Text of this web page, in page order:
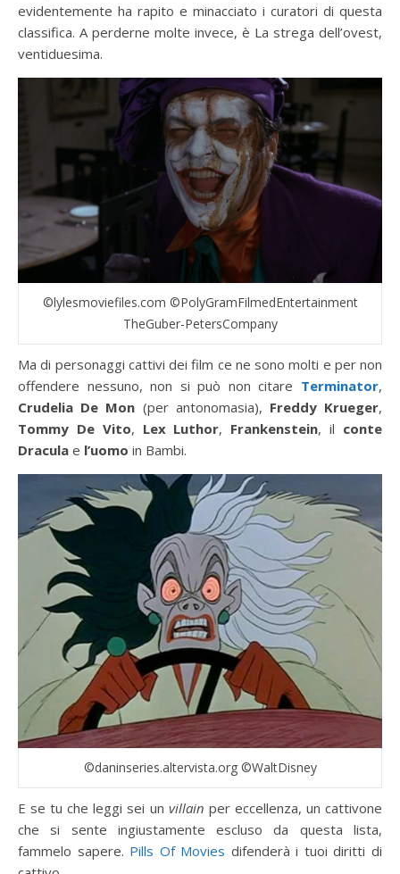
evidentemente ha rapito e minacciato i curatori di questa
classifica. A perderne molte invece, è La strega dell’ovest,
ventiduesima.
©lylesmoviefiles.com ©PolyGramFilmedEntertainment
TheGuber-PetersCompany
Ma di personaggi cattivi dei film ce ne sono molti e per non
offendere nessuno, non si può non citare Terminator,
Crudelia De Mon (per antonomasia), Freddy Krueger,
Tommy De Vito, Lex Luthor, Frankenstein, il conte
Dracula e l’uomo in Bambi.
©daninseries.altervista.org ©WaltDisney
E se tu che leggi sei un villain per eccellenza, un cattivone
che si sente ingiustamente escluso da questa lista,
fammelo sapere. Pills Of Movies difenderà i tuoi diritti di